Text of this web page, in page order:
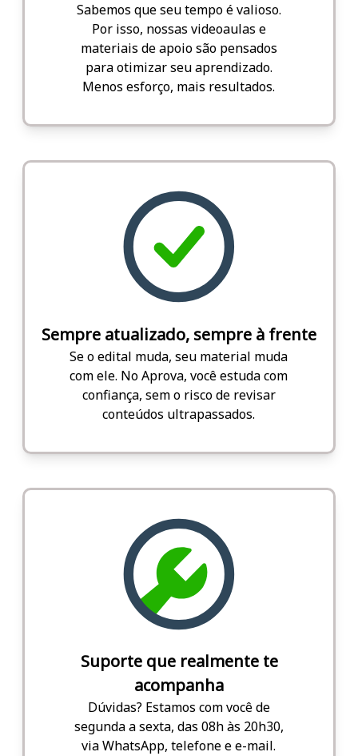
Sabemos que seu tempo é valioso.
Por isso, nossas videoaulas e
materiais de apoio são pensados
para otimizar seu aprendizado.
Menos esforço, mais resultados.
Sempre atualizado, sempre à frente
Se o edital muda, seu material muda
com ele. No Aprova, você estuda com
confiança, sem o risco de revisar
conteúdos ultrapassados.
Suporte que realmente te
acompanha
Dúvidas? Estamos com você de
segunda a sexta, das 08h às 20h30,
via WhatsApp, telefone e e-mail.